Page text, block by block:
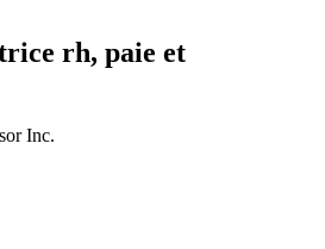
rh, paie et
Inc.